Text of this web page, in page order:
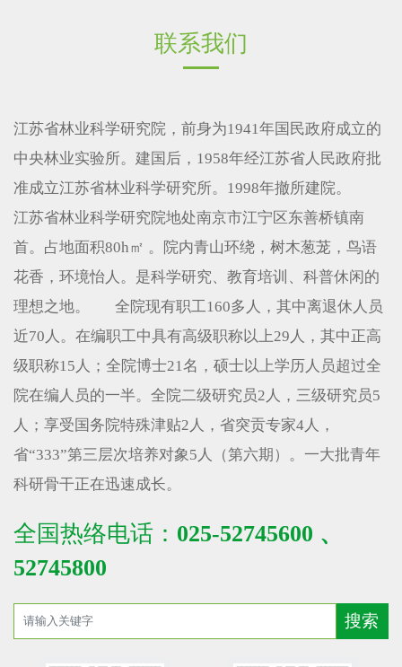
联系我们
江苏省林业科学研究院，前身为1941年国民政府成立的
中央林业实验所。建国后，1958年经江苏省人民政府批
准成立江苏省林业科学研究所。1998年撤所建院。
江苏省林业科学研究院地处南京市江宁区东善桥镇南
首。占地面积80h㎡ 。院内青山环绕，树木葱茏，鸟语
花香，环境怡人。是科学研究、教育培训、科普休闲的
理想之地。 全院现有职工160多人，其中离退休人员
近70人。在编职工中具有高级职称以上29人，其中正高
级职称15人；全院博士21名，硕士以上学历人员超过全
院在编人员的一半。全院二级研究员2人，三级研究员5
人；享受国务院特殊津贴2人，省突贡专家4人，
省“333”第三层次培养对象5人（第六期）。一大批青年
科研骨干正在迅速成长。
全国热络电话： 025-52745600 、
52745800